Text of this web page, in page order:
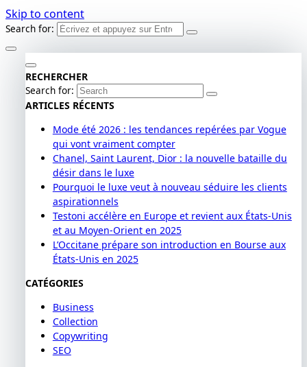
Skip to content
Search for:
RECHERCHER
Search for:
ARTICLES RÉCENTS
Mode été 2026 : les tendances repérées par Vogue
qui vont vraiment compter
Chanel, Saint Laurent, Dior : la nouvelle bataille du
désir dans le luxe
Pourquoi le luxe veut à nouveau séduire les clients
aspirationnels
Testoni accélère en Europe et revient aux États-Unis
et au Moyen-Orient en 2025
L’Occitane prépare son introduction en Bourse aux
États-Unis en 2025
CATÉGORIES
Business
Collection
Copywriting
SEO